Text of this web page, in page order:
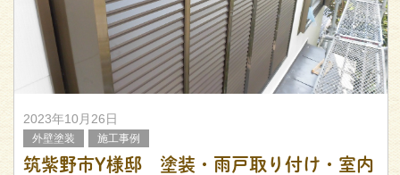
2023年10月26日
外壁塗装 施工事例
筑紫野市Y様邸 塗装・雨戸取り付け・室内